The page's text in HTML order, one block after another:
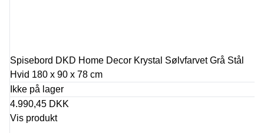
Spisebord DKD Home Decor Krystal Sølvfarvet Grå Stål
Hvid 180 x 90 x 78 cm
Ikke på lager
4.990,45 DKK
Vis produkt